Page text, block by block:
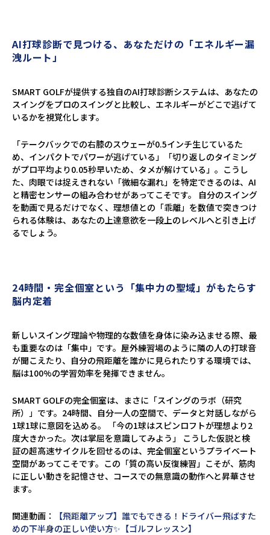
AI打球診断で見つける、あなただけの「エネルギー漏
洩ルート」
SMART GOLFが提供する独自のAI打球診断システムは、あなたの
スイングをプロのスイングと比較し、エネルギーがどこで逃げて
いるかを視覚化します。
「テークバックでの右膝のスウェーが0.5インチ生じているた
め、インパクトでパワーが逃げている」「切り返しのタイミング
がプロ平均より0.05秒早いため、タメが解けている」。こうし
た、肉眼では捉えきれない「微細な漏れ」を特定できるのは、AI
と精密センサーの組み合わせがあってこそです。 自分のスイング
を動画で見るだけでなく、理想値との「乖離」を数値で突きつけ
られる体験は、あなたの上達意欲を一段上のレベルへと引き上げ
るでしょう。
24時間・完全個室という「集中力の聖域」がもたらす
脳内定着
新しいスイング理論や物理的な数値を身体に染み込ませる際、最
も重要なのは「集中」です。屋外練習場のように隣の人の打球音
が聞こえたり、自分の飛距離を誰かに見られたりする環境では、
脳は100%の学習効率を発揮できません。
SMART GOLFの完全個室は、まさに「スイングのラボ（研究
所）」です。24時間、自分一人の空間で、データと対話しながら
1球1球に意図を込める。 「今の1球はスピンロフトが理想より2
度大きかった。次は掌屈を意識してみよう」 こうした仮説と検
証の超高速サイクルを回せるのは、完全個室というプライベート
空間があってこそです。この「質の高い反復練習」こそが、筋肉
に正しい動きを記憶させ、コースでの無意識の動作へと昇華させ
ます。
関連動画：
【飛距離アップ】誰でもできる！ドライバー飛ばすた
めの下半身の正しい使い方✨【ゴルフレッスン】